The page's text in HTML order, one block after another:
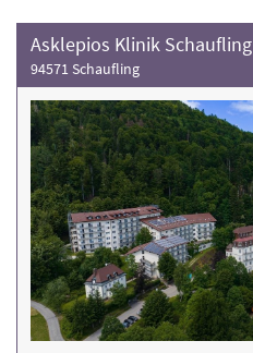
Asklepios Klinik Schaufling
94571 Schaufling